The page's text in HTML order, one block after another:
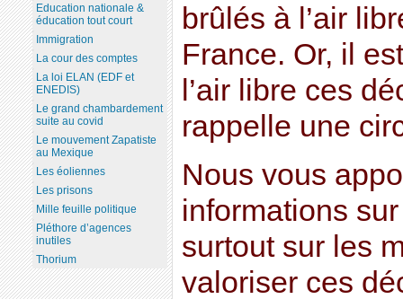
brûlés à l’air
France. Or, il
l’air libre ces
rappelle une
Nous vous
informations
surtout sur les
valoriser ces
Education nationale &
éducation tout court
Immigration
La cour des comptes
La loi ELAN (EDF et
ENEDIS)
Le grand chambardement
suite au covid
Le mouvement Zapatiste
au Mexique
Les éoliennes
Les prisons
Mille feuille politique
Pléthore d’agences
inutiles
Thorium